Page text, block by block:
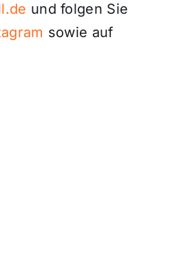
und folgen Sie
sowie auf